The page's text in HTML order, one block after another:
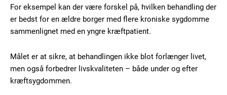
Subscription Plans
Free limited access
For eksempel kan der være forskel på, hvilken behandling der
er bedst for en ældre borger med flere kroniske sygdomme
sammenlignet med en yngre kræftpatient.
Målet er at sikre, at behandlingen ikke blot forlænger livet,
men også forbedrer livskvaliteten – både under og efter
kræftsygdommen.